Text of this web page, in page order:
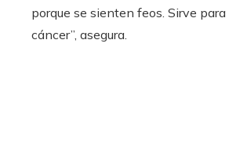
porque se sienten feos. Sirve
cáncer”, asegura.